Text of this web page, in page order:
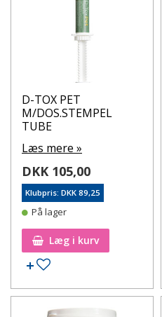
D-TOX PET
M/DOS.STEMPEL
TUBE
Læs mere »
DKK 105,00
Klubpris: DKK 89,25
På lager
Læg i kurv
Tilføj til ønskeseddel